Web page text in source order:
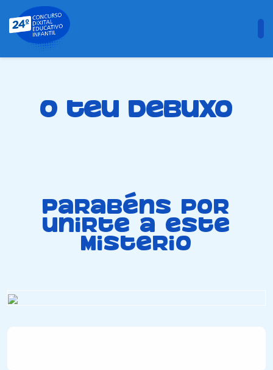
O teu debuxo
Parabéns por
unirte a este
misterio